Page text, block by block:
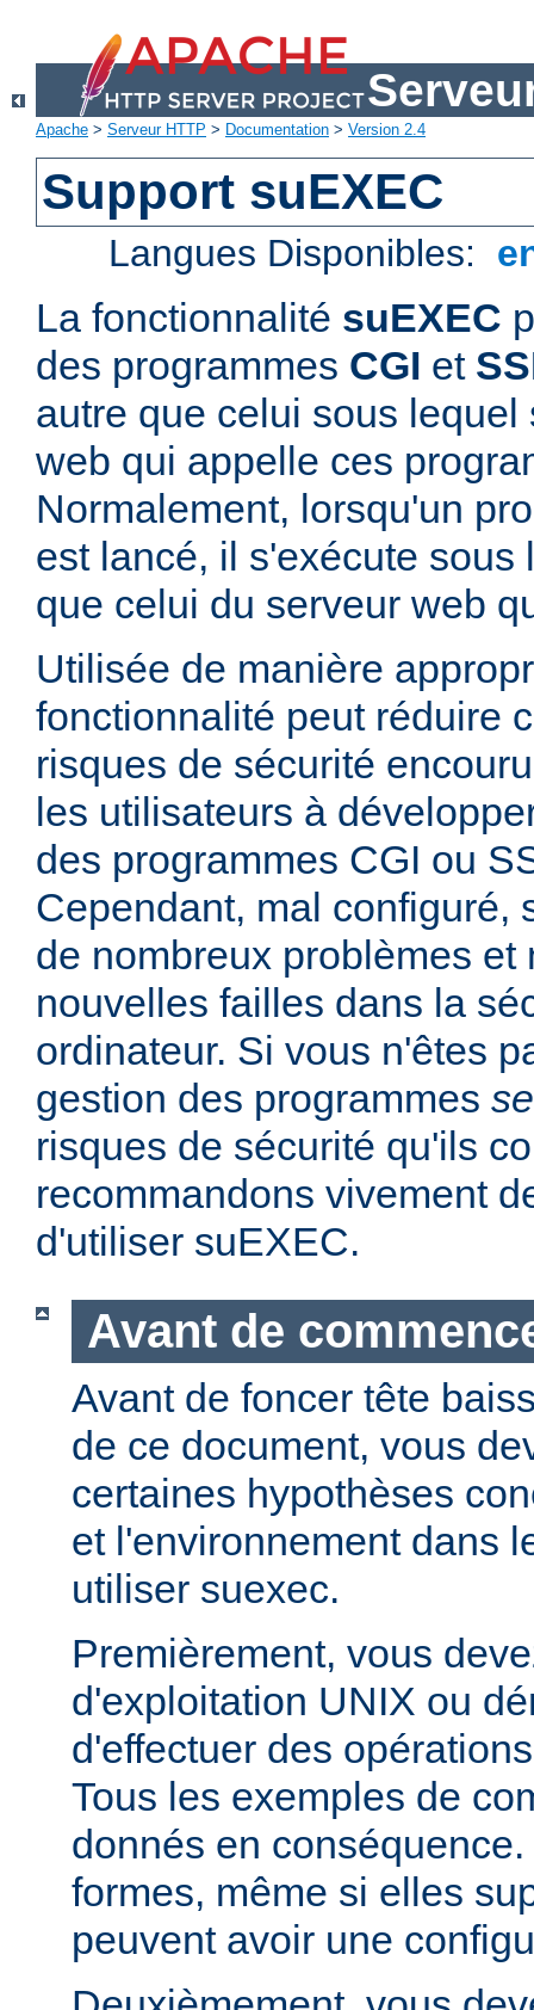
Apache > Serveur HTTP > Documentation > Version 2.4
Support suEXEC
Langues Disponibles:
La fonctionnalité suEXEC
des programmes CGI et
autre que celui sous
web qui appelle ces
Normalement, lorsqu'un
est lancé, il s'exécute sous
que celui du serveur web
Utilisée de manière
fonctionnalité peut réduire
risques de sécurité
les utilisateurs à
des programmes CGI ou
Cependant, mal configuré,
de nombreux problèmes et
nouvelles failles dans la
ordinateur. Si vous n'êtes
gestion des programmes
risques de sécurité qu'ils
recommandons vivement
d'utiliser suEXEC.
Avant de
Avant de foncer tête
de ce document, vous
certaines hypothèses
et l'environnement dans
utiliser suexec.
Premièrement, vous
d'exploitation UNIX ou
d'effectuer des
Tous les exemples de
donnés en
formes, même si elles
peuvent avoir une